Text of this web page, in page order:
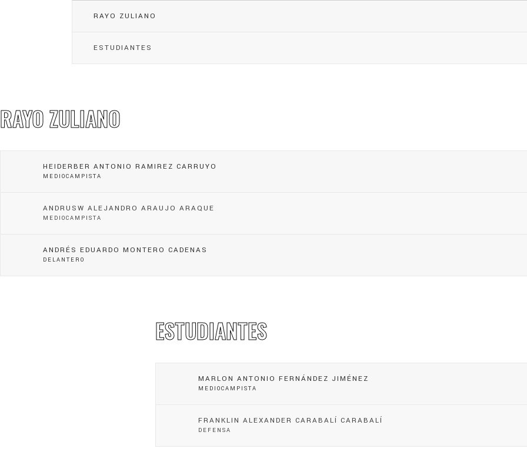
RAYO ZULIANO
ESTUDIANTES
RAYO ZULIANO
HEIDERBER ANTONIO RAMIREZ CARRUYO
MEDIOCAMPISTA
ANDRUSW ALEJANDRO ARAUJO ARAQUE
MEDIOCAMPISTA
ANDRÉS EDUARDO MONTERO CADENAS
DELANTERO
ESTUDIANTES
MARLON ANTONIO FERNÁNDEZ JIMÉNEZ
MEDIOCAMPISTA
FRANKLIN ALEXANDER CARABALÍ CARABALÍ
DEFENSA